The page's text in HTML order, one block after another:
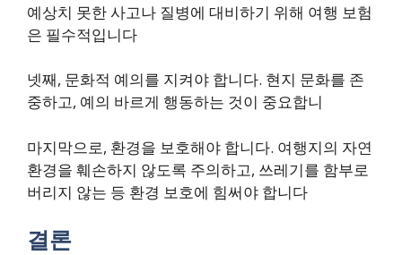
예상치 못한 사고나 질병에 대비하기 위해 여행 보험
은 필수적입니다
넷째, 문화적 예의를 지켜야 합니다. 현지 문화를 존
중하고, 예의 바르게 행동하는 것이 중요합니
마지막으로, 환경을 보호해야 합니다. 여행지의 자연
환경을 훼손하지 않도록 주의하고, 쓰레기를 함부로
버리지 않는 등 환경 보호에 힘써야 합니다
결론